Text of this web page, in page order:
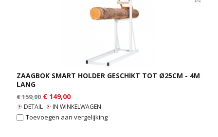
ZAAGBOK SMART HOLDER GESCHIKT TOT Ø25CM - 4M
LANG
€ 159,00 € 149,00
DETAIL IN WINKELWAGEN
Toevoegen aan vergelijking